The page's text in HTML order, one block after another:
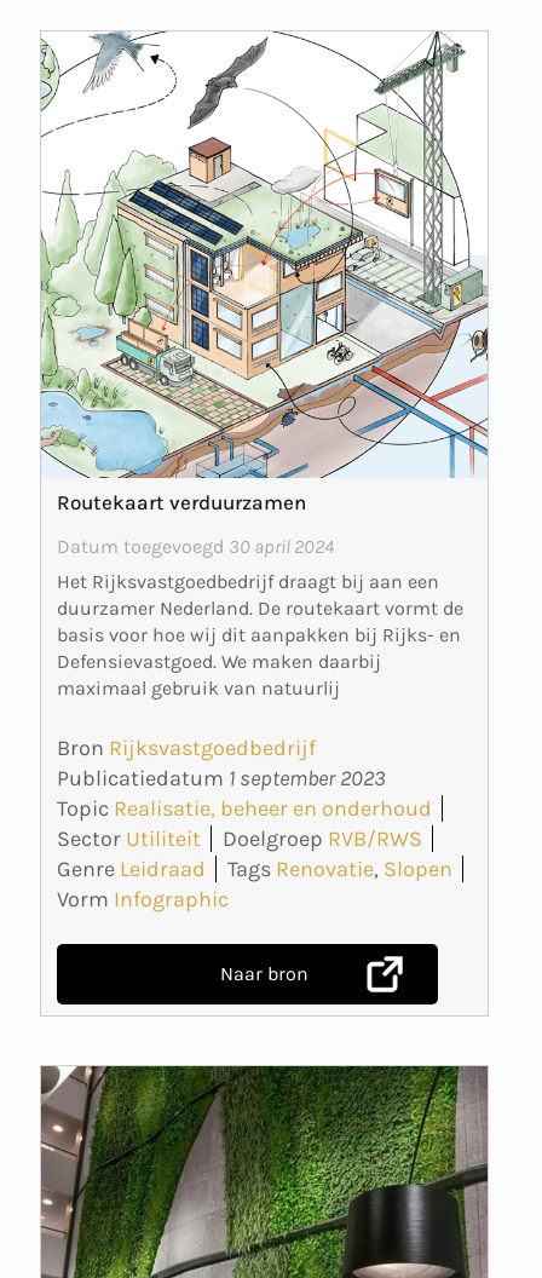
Routekaart verduurzamen
Datum toegevoegd 30 april 2024
Het Rijksvastgoedbedrijf draagt bij aan een
duurzamer Nederland. De routekaart vormt de
basis voor hoe wij dit aanpakken bij Rijks- en
Defensievastgoed. We maken daarbij
maximaal gebruik van natuurlij
Bron Rijksvastgoedbedrijf
Publicatiedatum 1 september 2023
Topic Realisatie, beheer en onderhoud
Sector Utiliteit Doelgroep RVB/RWS
Genre Leidraad Tags Renovatie, Slopen
Vorm Infographic
Naar bron